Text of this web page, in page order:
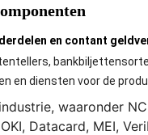
en contant
en diensten voor de
waaronder
Datacard, MEI,